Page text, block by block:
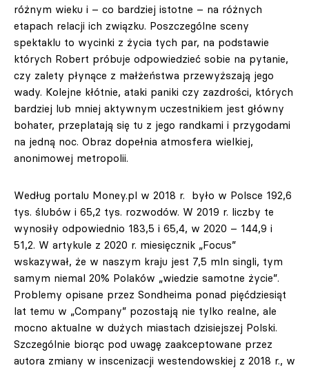
różnym wieku i – co bardziej istotne – na różnych
etapach relacji ich związku. Poszczególne sceny
spektaklu to wycinki z życia tych par, na podstawie
których Robert próbuje odpowiedzieć sobie na pytanie,
czy zalety płynące z małżeństwa przewyższają jego
wady. Kolejne kłótnie, ataki paniki czy zazdrości, których
bardziej lub mniej aktywnym uczestnikiem jest główny
bohater, przeplatają się tu z jego randkami i przygodami
na jedną noc. Obraz dopełnia atmosfera wielkiej,
anonimowej metropolii.
Według portalu Money.pl w 2018 r. było w Polsce 192,6
tys. ślubów i 65,2 tys. rozwodów. W 2019 r. liczby te
wynosiły odpowiednio 183,5 i 65,4, w 2020 – 144,9 i
51,2. W artykule z 2020 r. miesięcznik „Focus”
wskazywał, że w naszym kraju jest 7,5 mln singli, tym
samym niemal 20% Polaków „wiedzie samotne życie”.
Problemy opisane przez Sondheima ponad pięćdziesiąt
lat temu w „Company” pozostają nie tylko realne, ale
mocno aktualne w dużych miastach dzisiejszej Polski.
Szczególnie biorąc pod uwagę zaakceptowane przez
autora zmiany w inscenizacji westendowskiej z 2018 r., w